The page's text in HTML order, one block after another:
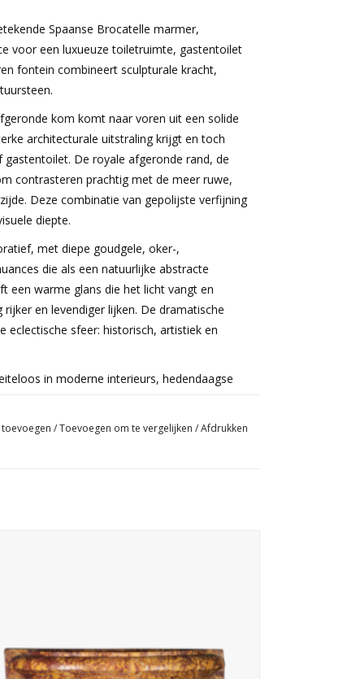
Spaanse Brocatelle marmer,
voor een luxueuze toiletruimte, gastentoilet
fontein combineert sculpturale kracht,
kom komt naar voren uit een solide
architecturale uitstraling krijgt en toch
De royale afgeronde rand, de
contrasteren prachtig met de meer ruwe,
Deze combinatie van gepolijste verfijning
diepte.
met diepe goudgele, oker-,
die als een natuurlijke abstracte
een warme glans die het licht vangt en
en levendiger lijken. De dramatische
sfeer: historisch, artistiek en
in moderne interieurs, hedendaagse
Perfect voor een kleine powder room,
/Toevoegen om te vergelijken /Afdrukken